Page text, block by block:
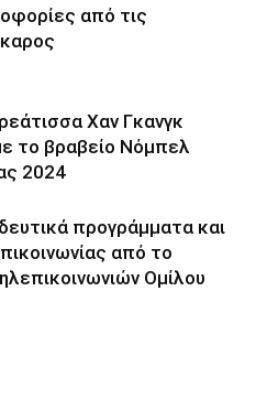
από τις
Χαν Γκανγκ
το βραβείο Νόμπελ
2024
προγράμματα και
από το
Ομίλου